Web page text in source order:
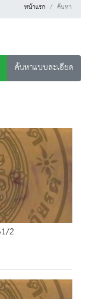
หน้าแรก ค้นหา
ค้นหาแบบละเอียด
2